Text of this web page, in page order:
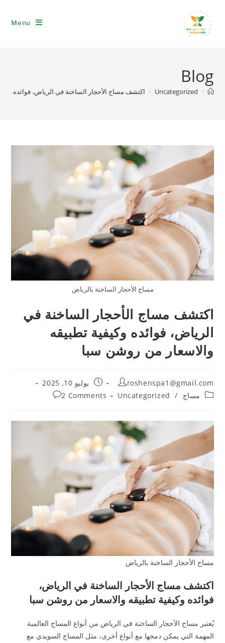
Menu
Blog
>
Uncategorized
> اكتشف مساج الأحجار الساخنة في الرياض، فوائده
مساج الأحجار الساخنة بالرياض
اكتشف مساج الأحجار الساخنة في
الرياض، فوائده وكيفية تطبيقه
والاسعار من روشن سبا
roshenspa1@gmail.com
يوليو 10, 2025
مساج
/
Uncategorized
2 Comments
مساج الأحجار الساخنة بالرياض
اكتشف مساج الأحجار الساخنة في الرياض،
فوائده وكيفية تطبيقه والاسعار من روشن سبا
يُعتبر مساج الأحجار الساخنة في الرياض من أنواع المساج العالمية
المهمة التي يمكن دمجها مع أنواع أخرى، مثل المساج السويدي مع